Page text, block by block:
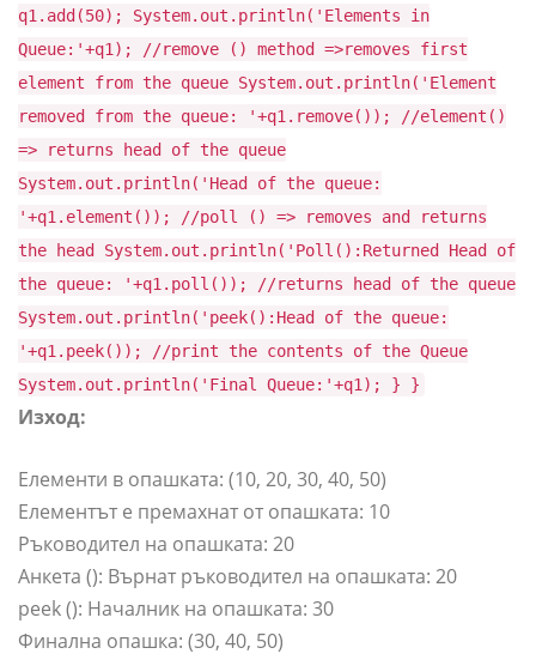
q1.add(50); System.out.println('Elements in
Queue:'+q1); //remove () method =>removes first
element from the queue System.out.println('Element
removed from the queue: '+q1.remove()); //element()
=> returns head of the queue
System.out.println('Head of the queue:
'+q1.element()); //poll () => removes and returns
the head System.out.println('Poll():Returned Head of
the queue: '+q1.poll()); //returns head of the queue
System.out.println('peek():Head of the queue:
'+q1.peek()); //print the contents of the Queue
System.out.println('Final Queue:'+q1); } }
Изход:
Елементи в опашката: (10, 20, 30, 40, 50)
Елементът е премахнат от опашката: 10
Ръководител на опашката: 20
Анкета (): Върнат ръководител на опашката: 20
peek (): Началник на опашката: 30
Финална опашка: (30, 40, 50)